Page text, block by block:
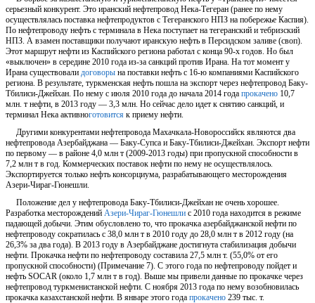
серьезный конкурент. Это иранский нефтепровод Нека-Тегеран (ранее по нему
осуществлялась поставка нефтепродуктов с Тегеранского НПЗ на побережье Каспия).
По нефтепроводу нефть с терминала в Нека поступает на тегеранский и тебризский
НПЗ. А взамен поставщики получают иранскую нефть в Персидском заливе (своп).
Этот маршрут нефти из Каспийского региона работал с конца 90-х годов. Но был
«выключен» в середине 2010 года из-за санкций против Ирана. На тот момент у
Ирана существовали договоры на поставки нефть с 16-ю компаниями Каспийского
региона. В результате, туркменская нефть пошла на экспорт через нефтепровод Баку-
Тбилиси-Джейхан. По нему с июля 2010 года до начала 2014 года прокачено 10,7
млн. т нефти, в 2013 году — 3,3 млн. Но сейчас дело идет к снятию санкций, и
терминал Нека активноготовится к приему нефти.
Другими конкурентами нефтепровода Махачкала-Новороссийск являются два
нефтепровода Азербайджана — Баку-Супса и Баку-Тбилиси-Джейхан. Экспорт нефти
по первому — в районе 4,0 млн т (2009-2013 годы) при пропускной способности в
7,2 млн т в год. Коммерческих поставок нефти по нему не осуществлялось.
Экспортируется только нефть консорциума, разрабатывающего месторождения
Азери-Чираг-Гюнешли.
Положение дел у нефтепровода Баку-Тбилиси-Джейхан не очень хорошее.
Разработка месторождений Азери-Чираг-Гюнешли с 2010 года находится в режиме
падающей добычи. Этим обусловлено то, что прокачка азербайджанской нефти по
нефтепроводу сократилась с 38,0 млн т в 2010 году до 28,0 млн т в 2012 году (на
26,3% за два года). В 2013 году в Азербайджане достигнута стабилизация добычи
нефти. Прокачка нефти по нефтепроводу составила 27,5 млн т. (55,0% от его
пропускной способности) (Примечание 7). С этого года по нефтепроводу пойдет и
нефть SOCAR (около 1,7 млн т в год). Выше мы привели данные по прокачке через
нефтепровод туркменистанской нефти. С ноября 2013 года по нему возобновилась
прокачка казахстанской нефти. В январе этого года прокачено 239 тыс. т.